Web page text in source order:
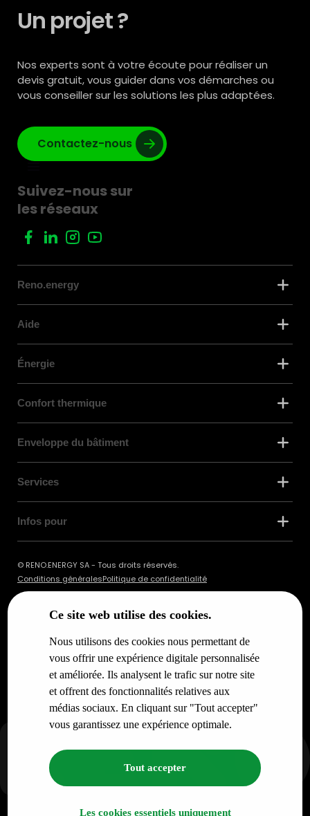
Ce site web utilise des cookies.
Nous utilisons des cookies nous permettant de
vous offrir une expérience digitale personnalisée
et améliorée. Ils analysent le trafic sur notre site
et offrent des fonctionnalités relatives aux
médias sociaux. En cliquant sur "Tout accepter"
vous garantissez une expérience optimale.
Tout accepter
Les cookies essentiels uniquement
Un projet ?
Nos experts sont à votre écoute pour réaliser un
devis gratuit, vous guider dans vos démarches ou
vous conseiller sur les solutions les plus adaptées.
Contactez-nous
Suivez-nous sur
les réseaux
Reno.energy
Aide
Énergie
Confort thermique
Enveloppe du bâtiment
Services
Infos pour
© RENO.ENERGY SA - Tous droits réservés.
Conditions généralesPolitique de confidentialité